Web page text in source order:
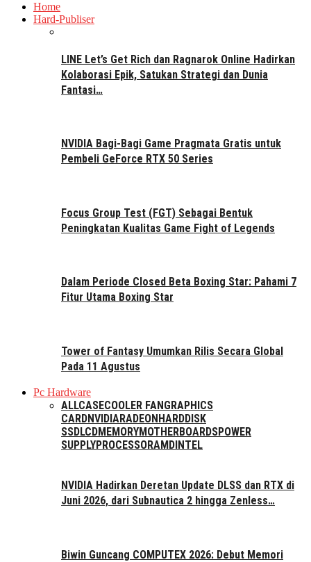
Home
Hard-Publiser
LINE Let’s Get Rich dan Ragnarok Online Hadirkan
Kolaborasi Epik, Satukan Strategi dan Dunia
Fantasi…
NVIDIA Bagi-Bagi Game Pragmata Gratis untuk
Pembeli GeForce RTX 50 Series
Focus Group Test (FGT) Sebagai Bentuk
Peningkatan Kualitas Game Fight of Legends
Dalam Periode Closed Beta Boxing Star: Pahami 7
Fitur Utama Boxing Star
Tower of Fantasy Umumkan Rilis Secara Global
Pada 11 Agustus
Pc Hardware
ALLCASECOOLER FAN GRAPHICS
CARDNVIDIARADEON HARDDISK
SSDLCDMEMORYMOTHERBOARDSPOWER
SUPPLYPROCESSORAMD INTEL
NVIDIA Hadirkan Deretan Update DLSS dan RTX di
Juni 2026, dari Subnautica 2 hingga Zenless…
Biwin Guncang COMPUTEX 2026: Debut Memori